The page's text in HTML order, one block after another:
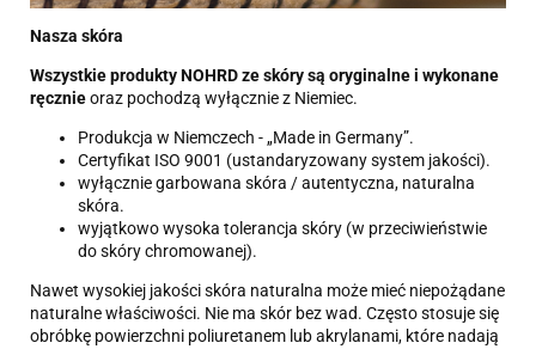
Nasza skóra
Wszystkie produkty NOHRD ze skóry są oryginalne i wykonane
ręcznieoraz pochodzą wyłącznie z Niemiec.
Produkcja w Niemczech - „Made in Germany”.
Certyfikat ISO 9001 (ustandaryzowany system jakości).
wyłącznie garbowana skóra / autentyczna, naturalna
skóra.
wyjątkowo wysoka tolerancja skóry (w przeciwieństwie
do skóry chromowanej).
Nawet wysokiej jakości skóra naturalna może mieć niepożądane
naturalne właściwości. Nie ma skór bez wad. Często stosuje się
obróbkę powierzchni poliuretanem lub akrylanami, które nadają